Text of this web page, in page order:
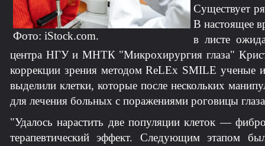
Фото: iStock.com.
Существует
В настоящее
в листе
центра НГУ и МНТК "Микрохирургия глаза"
коррекции зрения методом ReLEx SMILE ученые
выделили клетки, которые после нескольких
для лечения больных с поражениями роговицы
"Удалось нарастить две популяции клеток —
терапевтический эффект. Следующим этапом